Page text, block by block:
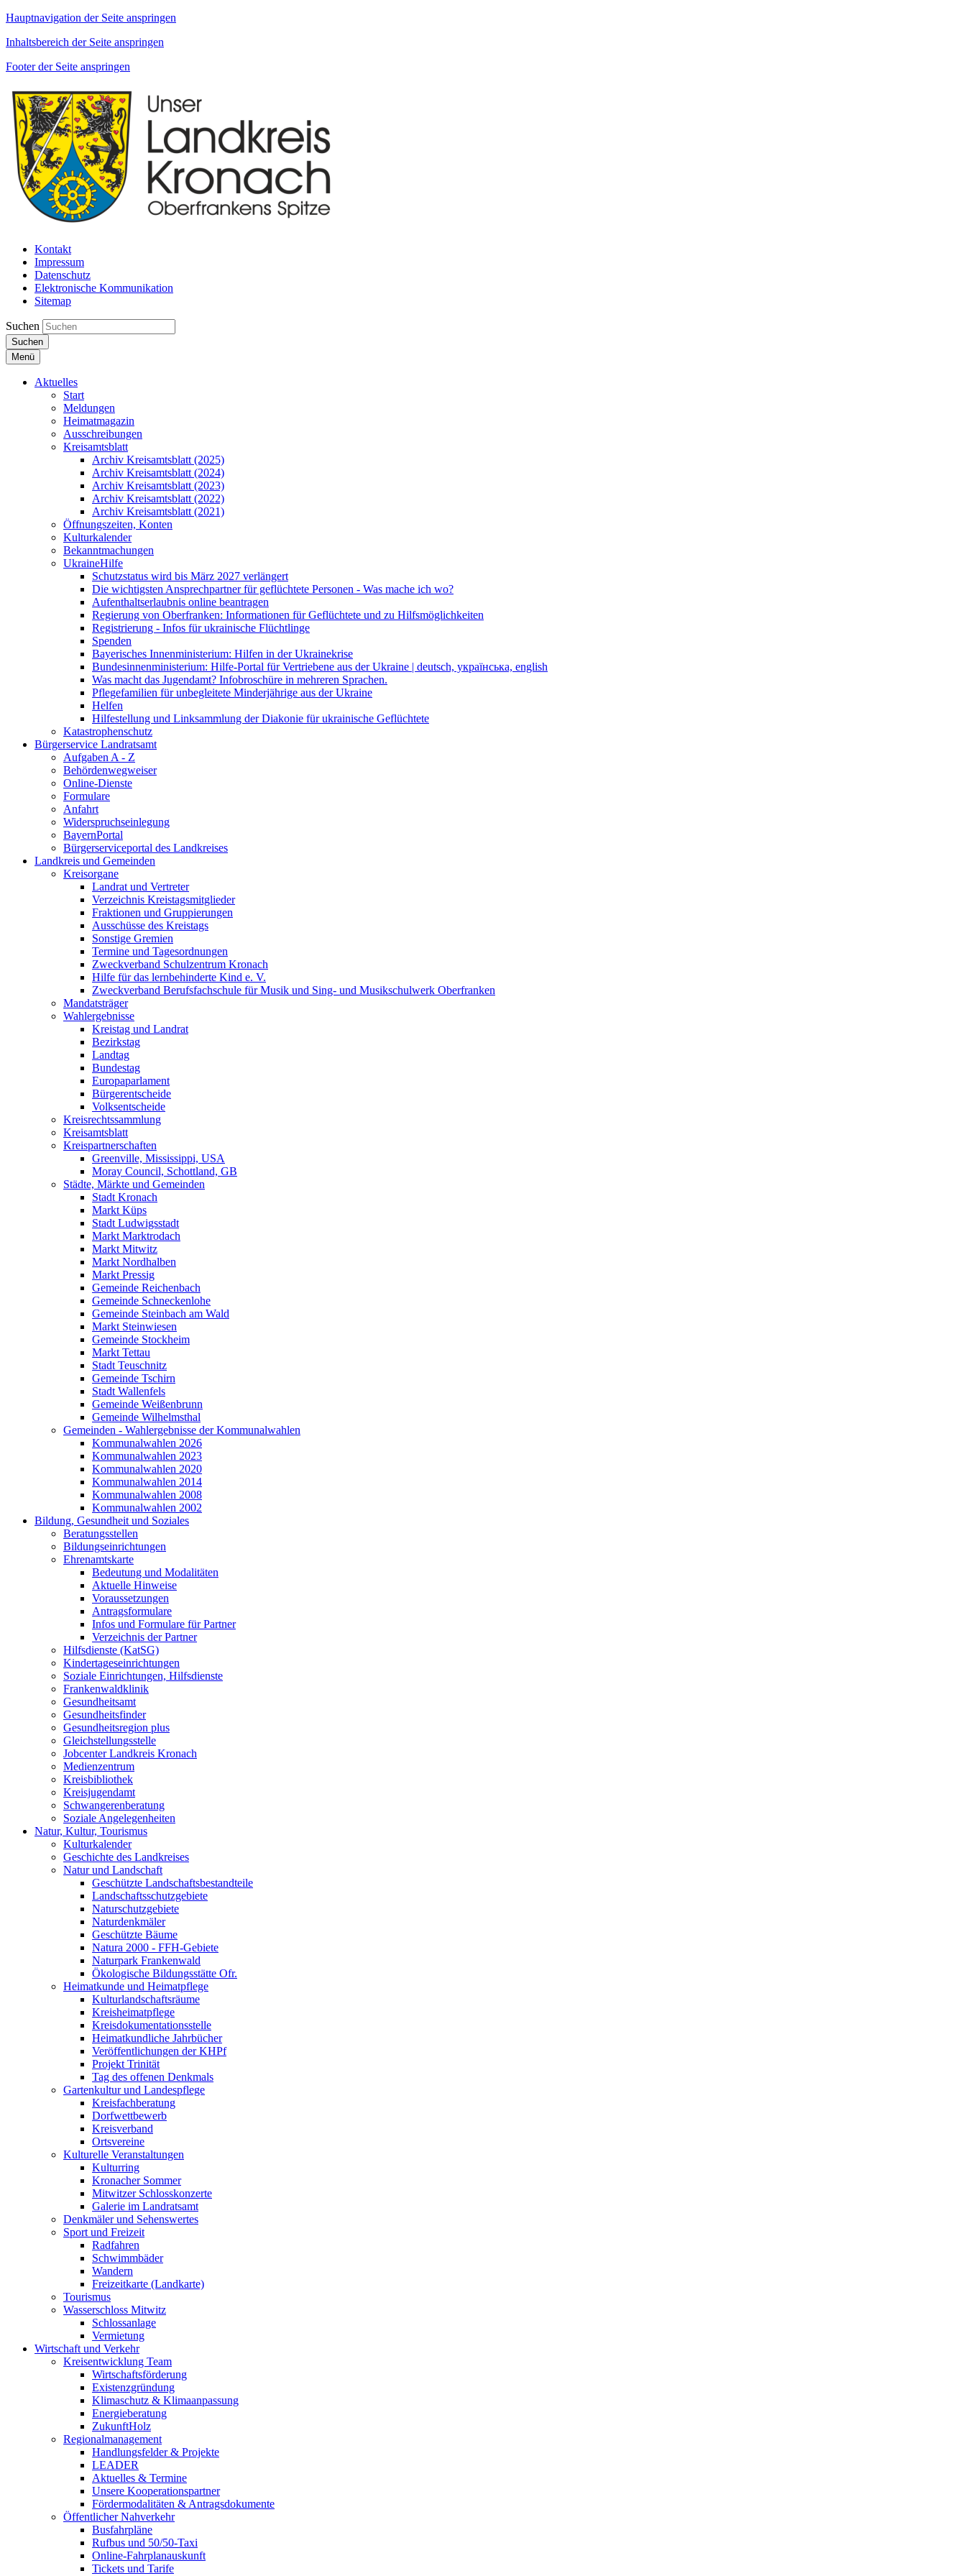
Hauptnavigation der Seite anspringen
Inhaltsbereich der Seite anspringen
Footer der Seite anspringen
Kontakt
Impressum
Datenschutz
Elektronische Kommunikation
Sitemap
Suchen
Suchen
Menü
Aktuelles
Start
Meldungen
Heimatmagazin
Ausschreibungen
Kreisamtsblatt
Archiv Kreisamtsblatt (2025)
Archiv Kreisamtsblatt (2024)
Archiv Kreisamtsblatt (2023)
Archiv Kreisamtsblatt (2022)
Archiv Kreisamtsblatt (2021)
Öffnungszeiten, Konten
Kulturkalender
Bekanntmachungen
UkraineHilfe
Schutzstatus wird bis März 2027 verlängert
Die wichtigsten Ansprechpartner für geflüchtete Personen - Was mache ich wo?
Aufenthaltserlaubnis online beantragen
Regierung von Oberfranken: Informationen für Geflüchtete und zu Hilfsmöglichkeiten
Registrierung - Infos für ukrainische Flüchtlinge
Spenden
Bayerisches Innenministerium: Hilfen in der Ukrainekrise
Bundesinnenministerium: Hilfe-Portal für Vertriebene aus der Ukraine | deutsch, українська, english
Was macht das Jugendamt? Infobroschüre in mehreren Sprachen.
Pflegefamilien für unbegleitete Minderjährige aus der Ukraine
Helfen
Hilfestellung und Linksammlung der Diakonie für ukrainische Geflüchtete
Katastrophenschutz
Bürgerservice Landratsamt
Aufgaben A - Z
Behördenwegweiser
Online-Dienste
Formulare
Anfahrt
Widerspruchseinlegung
BayernPortal
Bürgerserviceportal des Landkreises
Landkreis und Gemeinden
Kreisorgane
Landrat und Vertreter
Verzeichnis Kreistagsmitglieder
Fraktionen und Gruppierungen
Ausschüsse des Kreistags
Sonstige Gremien
Termine und Tagesordnungen
Zweckverband Schulzentrum Kronach
Hilfe für das lernbehinderte Kind e. V.
Zweckverband Berufsfachschule für Musik und Sing- und Musikschulwerk Oberfranken
Mandatsträger
Wahlergebnisse
Kreistag und Landrat
Bezirkstag
Landtag
Bundestag
Europaparlament
Bürgerentscheide
Volksentscheide
Kreisrechtssammlung
Kreisamtsblatt
Kreispartnerschaften
Greenville, Mississippi, USA
Moray Council, Schottland, GB
Städte, Märkte und Gemeinden
Stadt Kronach
Markt Küps
Stadt Ludwigsstadt
Markt Marktrodach
Markt Mitwitz
Markt Nordhalben
Markt Pressig
Gemeinde Reichenbach
Gemeinde Schneckenlohe
Gemeinde Steinbach am Wald
Markt Steinwiesen
Gemeinde Stockheim
Markt Tettau
Stadt Teuschnitz
Gemeinde Tschirn
Stadt Wallenfels
Gemeinde Weißenbrunn
Gemeinde Wilhelmsthal
Gemeinden - Wahlergebnisse der Kommunalwahlen
Kommunalwahlen 2026
Kommunalwahlen 2023
Kommunalwahlen 2020
Kommunalwahlen 2014
Kommunalwahlen 2008
Kommunalwahlen 2002
Bildung, Gesundheit und Soziales
Beratungsstellen
Bildungseinrichtungen
Ehrenamtskarte
Bedeutung und Modalitäten
Aktuelle Hinweise
Voraussetzungen
Antragsformulare
Infos und Formulare für Partner
Verzeichnis der Partner
Hilfsdienste (KatSG)
Kindertageseinrichtungen
Soziale Einrichtungen, Hilfsdienste
Frankenwaldklinik
Gesundheitsamt
Gesundheitsfinder
Gesundheitsregion plus
Gleichstellungsstelle
Jobcenter Landkreis Kronach
Medienzentrum
Kreisbibliothek
Kreisjugendamt
Schwangerenberatung
Soziale Angelegenheiten
Natur, Kultur, Tourismus
Kulturkalender
Geschichte des Landkreises
Natur und Landschaft
Geschützte Landschaftsbestandteile
Landschaftsschutzgebiete
Naturschutzgebiete
Naturdenkmäler
Geschützte Bäume
Natura 2000 - FFH-Gebiete
Naturpark Frankenwald
Ökologische Bildungsstätte Ofr.
Heimatkunde und Heimatpflege
Kulturlandschaftsräume
Kreisheimatpflege
Kreisdokumentationsstelle
Heimatkundliche Jahrbücher
Veröffentlichungen der KHPf
Projekt Trinität
Tag des offenen Denkmals
Gartenkultur und Landespflege
Kreisfachberatung
Dorfwettbewerb
Kreisverband
Ortsvereine
Kulturelle Veranstaltungen
Kulturring
Kronacher Sommer
Mitwitzer Schlosskonzerte
Galerie im Landratsamt
Denkmäler und Sehenswertes
Sport und Freizeit
Radfahren
Schwimmbäder
Wandern
Freizeitkarte (Landkarte)
Tourismus
Wasserschloss Mitwitz
Schlossanlage
Vermietung
Wirtschaft und Verkehr
Kreisentwicklung Team
Wirtschaftsförderung
Existenzgründung
Klimaschutz & Klimaanpassung
Energieberatung
ZukunftHolz
Regionalmanagement
Handlungsfelder & Projekte
LEADER
Aktuelles & Termine
Unsere Kooperationspartner
Fördermodalitäten & Antragsdokumente
Öffentlicher Nahverkehr
Busfahrpläne
Rufbus und 50/50-Taxi
Online-Fahrplanauskunft
Tickets und Tarife